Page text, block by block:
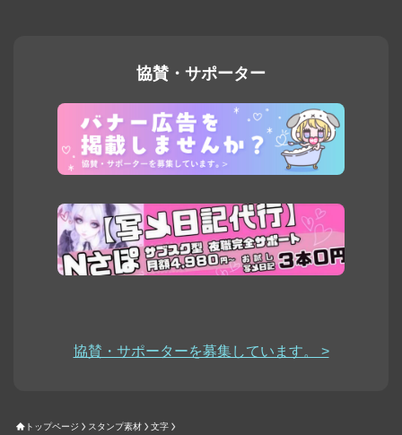
協賛・サポーター
協賛・サポーターを募集しています。 >
トップページ スタンプ素材 文字